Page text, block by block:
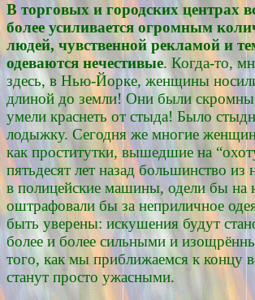
В торговых и городских центрах
более усиливается огромным
людей, чувственной рекламой и
одеваются нечестивые. Когда-то,
здесь, в Нью-Йорке, женщины
длиной до земли! Они были
умели краснеть от стыда! Было
лодыжку. Сегодня же многие
как проститутки, вышедшие на
пятьдесят лет назад большинство
в полицейские машины, одели бы на
оштрафовали бы за неприличное
быть уверены: искушения будут
более и более сильными и
того, как мы приближаемся к концу
станут просто ужасными.